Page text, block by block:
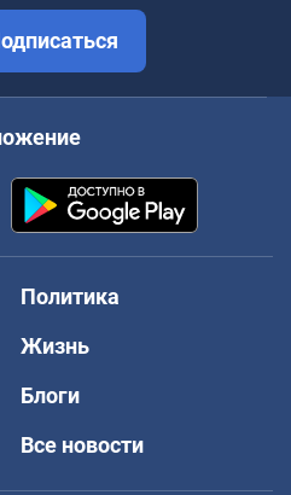
Политика
Жизнь
Блоги
Все новости